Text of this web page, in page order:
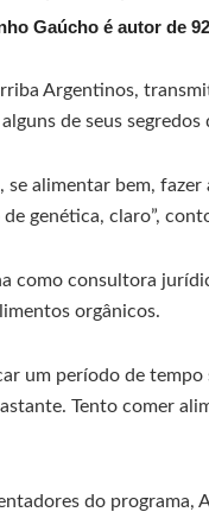
Gaúcho é autor de
Argentinos,
de seus
se alimentar bem,
genética, claro”,
como consultora
orgânicos.
um período de
Tento comer
do programa,